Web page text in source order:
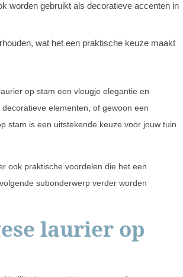
worden gebruikt als decoratieve accenten in
wat het een praktische keuze maakt
op stam een vleugje elegantie en
elementen, of gewoon een
stam is een uitstekende keuze voor jouw tuin
ook praktische voordelen die het een
subonderwerp verder worden
laurier op